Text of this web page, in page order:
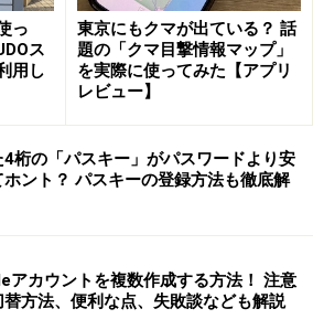
に記載のURLにアクセスします
れてきます。そこに記載されてい
と、メールアドレスの確認が完了
っ
ス
用し
東京にもクマが出ている？ 話
題の「クマ目撃情報マップ」
を実際に使ってみた【アプリ
レビュー】
4桁の「パスキー」がパスワードより安
ホント？ パスキーの登録方法も徹底解
アカウントを複数作成する方法！ 注意
替方法、便利な点、失敗談なども解説